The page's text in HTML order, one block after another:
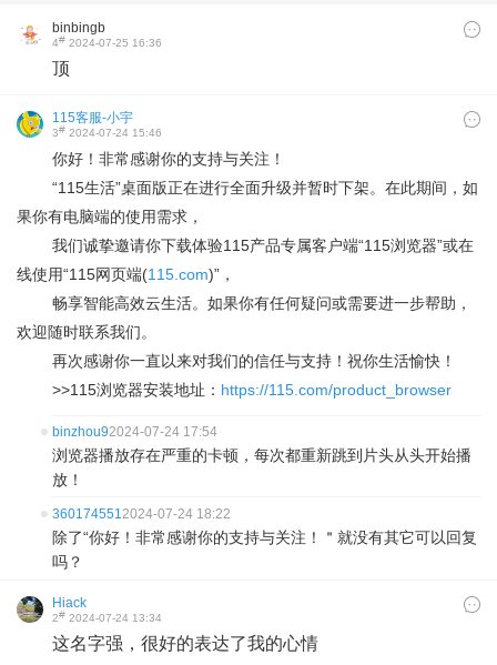
binbingb
4# 2024-07-25 16:36
顶
115客服-小宇
3# 2024-07-24 15:46
你好！非常感谢你的支持与关注！
“115生活”桌面版正在进行全面升级并暂时下架。在此期间，如
果你有电脑端的使用需求，
我们诚挚邀请你下载体验115产品专属客户端“115浏览器”或在
线使用“115网页端(115.com)”，
畅享智能高效云生活。如果你有任何疑问或需要进一步帮助，
欢迎随时联系我们。
再次感谢你一直以来对我们的信任与支持！祝你生活愉快！
>>115浏览器安装地址： https://115.com/product_browser
binzhou92024-07-24 17:54
浏览器播放存在严重的卡顿，每次都重新跳到片头从头开始播
放！
3601745512024-07-24 18:22
除了“你好！非常感谢你的支持与关注！＂就没有其它可以回复
吗？
Hiack
2# 2024-07-24 13:34
这名字强，很好的表达了我的心情